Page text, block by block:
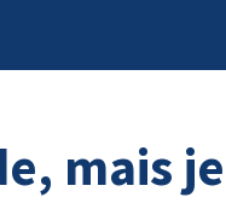
mais je